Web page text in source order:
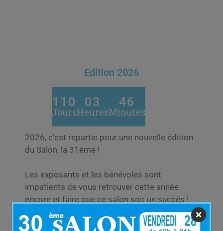
Edition 2026
110
Jours
03
Heures
46
Minutes
2026, c’est repartie pour une nouvelle édition
du Salon, la 31ème !
Les exposants et les bénévoles sont
impatients de vous retrouver cette année
encore et faire que ce salon soit un succès !
Nous vous donnons rendez-vous les 27, 28 et
29 novembre 2026 à l’espace 1500